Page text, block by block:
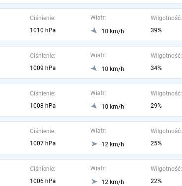
Ciśnienie:
1010 hPa
Wiatr:
10 km/h
Wilgotność:
39%
Ciśnienie:
1009 hPa
Wiatr:
10 km/h
Wilgotność:
34%
Ciśnienie:
1008 hPa
Wiatr:
10 km/h
Wilgotność:
29%
Ciśnienie:
1007 hPa
Wiatr:
12 km/h
Wilgotność:
25%
Ciśnienie:
1006 hPa
Wiatr:
12 km/h
Wilgotność:
22%